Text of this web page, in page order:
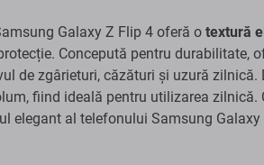
Galaxy Z Flip 4 oferă o textură
Concepută pentru durabilitate,
de zgârieturi, căzături și uzură zilnică.
fiind ideală pentru utilizarea zilnică.
elegant al telefonului Samsung